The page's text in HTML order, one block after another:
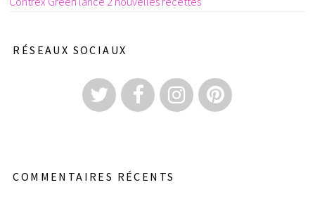
RÉSEAUX SOCIAUX
COMMENTAIRES RÉCENTS